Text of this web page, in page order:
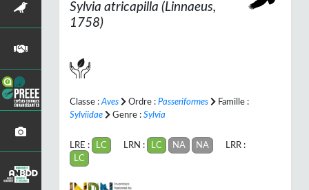
Sylvia atricapilla (Linnaeus,
1758)
Classe : Aves Ordre : Passeriformes
Famille :
Sylviidae
Genre : Sylvia
LRE : LC LRN : LC NA NA
LRR :
LC